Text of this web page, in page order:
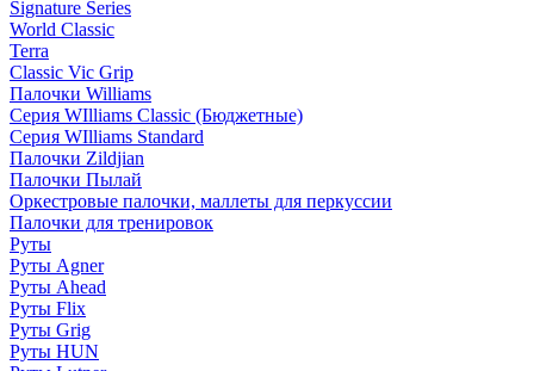
Signature Series
World Classic
Terra
Classic Vic Grip
Палочки Williams
Серия WIlliams Classic (Бюджетные)
Серия WIlliams Standard
Палочки Zildjian
Палочки Пылай
Оркестровые палочки, маллеты для перкуссии
Палочки для тренировок
Руты
Руты Agner
Руты Ahead
Руты Flix
Руты Grig
Руты HUN